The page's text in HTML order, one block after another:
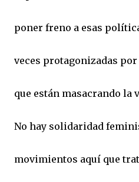
poner freno a esas
veces protagonizadas
que están masacrando la
No hay solidaridad
movimientos aquí que